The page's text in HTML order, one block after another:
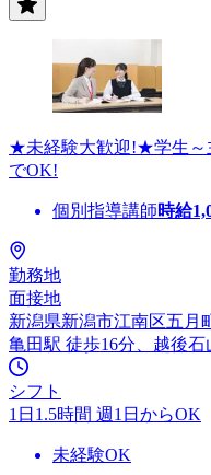
★未経験大歓迎!★学生～
でOK!
個別指導講師時給
勤務地
面接地
新潟県新潟市江南区五月
亀田駅 徒歩16分、越後石
シフト
1日1.5時間 週1日からOK
未経験OK